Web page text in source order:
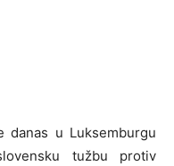
danas u Luksemburgu
tužbu protiv